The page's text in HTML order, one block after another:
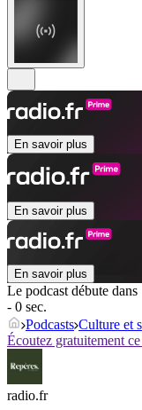
En savoir plus
En savoir plus
En savoir plus
Le podcast débute dans
- 0 sec.
Podcasts Culture et
Écoutez gratuitement
radio.fr